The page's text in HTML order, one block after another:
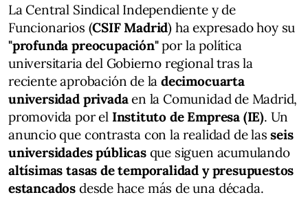
La Central Sindical Independiente y de
Funcionarios (CSIF Madrid) ha expresado hoy su
"profunda preocupación"por la política
universitaria del Gobierno regional tras la
reciente aprobación de ladecimocuarta
universidad privadaen la Comunidad de Madrid,
promovida por el Instituto de Empresa (IE). Un
anuncio que contrasta con la realidad de lasseis
universidades públicasque siguen acumulando
altísimas tasas de temporalidad y presupuestos
estancados desde hace más de una década.